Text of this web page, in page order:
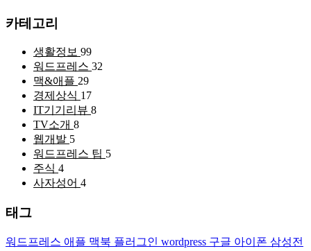
카테고리
생활정보 99
워드프레스 32
맥&애플 29
경제상식 17
IT기기리뷰 8
TV소개 8
웹개발 5
워드프레스 팁 5
주식 4
사자성어 4
태그
워드프레스 애플 맥북 플러그인 wordpress 구글 아이폰 삼성전